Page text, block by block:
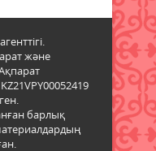
екі
және
барлық